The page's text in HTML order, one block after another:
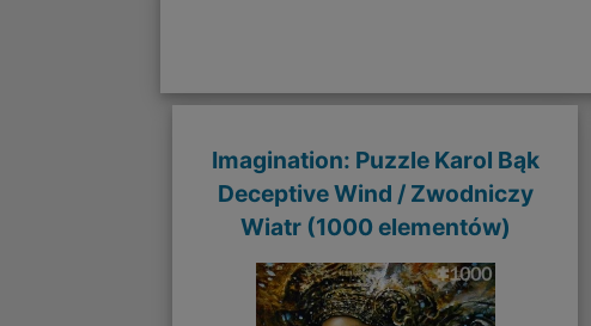
Imagination: Puzzle Karol Bąk
Deceptive Wind / Zwodniczy
Wiatr (1000 elementów)